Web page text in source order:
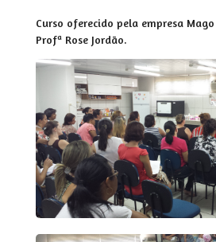
Curso oferecido pela empresa
Profª Rose Jordão.